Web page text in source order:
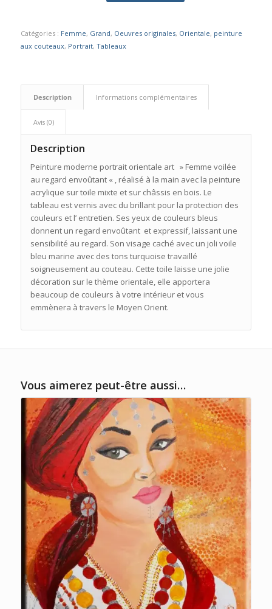
Catégories : Femme, Grand, Oeuvres originales, Orientale, peinture
aux couteaux, Portrait, Tableaux
Description Informations complémentaires
Avis (0)
Description
Peinture moderne portrait orientale art » Femme voilée
au regard envoûtant « , réalisé à la main avec la peinture
acrylique sur toile mixte et sur châssis en bois. Le
tableau est vernis avec du brillant pour la protection des
couleurs et l’ entretien. Ses yeux de couleurs bleus
donnent un regard envoûtant et expressif, laissant une
sensibilité au regard. Son visage caché avec un joli voile
bleu marine avec des tons turquoise travaillé
soigneusement au couteau. Cette toile laisse une jolie
décoration sur le thème orientale, elle apportera
beaucoup de couleurs à votre intérieur et vous
emmènera à travers le Moyen Orient.
Vous aimerez peut-être aussi…